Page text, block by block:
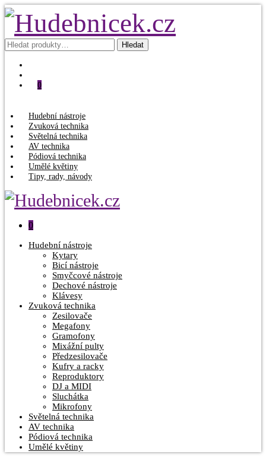
Hledat: Hledat
0
Hudební nástroje
Zvuková technika
Světelná technika
AV technika
Pódiová technika
Umělé květiny
Tipy, rady, návody
0
Hudební nástroje
Kytary
Bicí nástroje
Smyčcové nástroje
Dechové nástroje
Klávesy
Zvuková technika
Zesilovače
Megafony
Gramofony
Mixážní pulty
Předzesilovače
Kufry a racky
Reproduktory
DJ a MIDI
Sluchátka
Mikrofony
Světelná technika
AV technika
Pódiová technika
Umělé květiny